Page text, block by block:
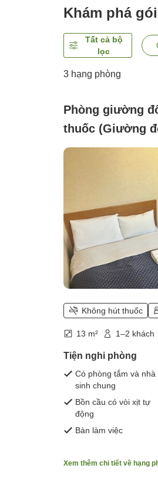
Khám phá
Tất cả bộ
lọc
3 hạng phòng
Phòng giường
thuốc (Giường
Không hút thuốc
13 m² 1–2 khách
Tiện nghi phòng
Có phòng tắm và nhà
sinh chung
Bồn cầu có vòi xịt tự
động
Bàn làm việc
Xem thêm chi tiết về hạng